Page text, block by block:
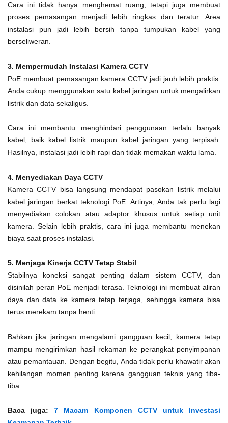
Cara ini tidak hanya menghemat ruang, tetapi juga membuat
proses pemasangan menjadi lebih ringkas dan teratur. Area
instalasi pun jadi lebih bersih tanpa tumpukan kabel yang
berseliweran.
3. Mempermudah Instalasi Kamera CCTV
PoE membuat pemasangan kamera CCTV jadi jauh lebih praktis.
Anda cukup menggunakan satu kabel jaringan untuk mengalirkan
listrik dan data sekaligus.
Cara ini membantu menghindari penggunaan terlalu banyak
kabel, baik kabel listrik maupun kabel jaringan yang terpisah.
Hasilnya, instalasi jadi lebih rapi dan tidak memakan waktu lama.
4. Menyediakan Daya CCTV
Kamera CCTV bisa langsung mendapat pasokan listrik melalui
kabel jaringan berkat teknologi PoE. Artinya, Anda tak perlu lagi
menyediakan colokan atau adaptor khusus untuk setiap unit
kamera. Selain lebih praktis, cara ini juga membantu menekan
biaya saat proses instalasi.
5. Menjaga Kinerja CCTV Tetap Stabil
Stabilnya koneksi sangat penting dalam sistem CCTV, dan
disinilah peran PoE menjadi terasa. Teknologi ini membuat aliran
daya dan data ke kamera tetap terjaga, sehingga kamera bisa
terus merekam tanpa henti.
Bahkan jika jaringan mengalami gangguan kecil, kamera tetap
mampu mengirimkan hasil rekaman ke perangkat penyimpanan
atau pemantauan. Dengan begitu, Anda tidak perlu khawatir akan
kehilangan momen penting karena gangguan teknis yang tiba-
tiba.
Baca juga:7 Macam Komponen CCTV untuk Investasi